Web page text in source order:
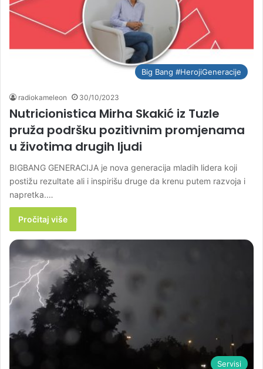
Big Bang #HerojiGeneracije
radiokameleon 30/10/2023
Nutricionistica Mirha Skakić iz Tuzle
pruža podršku pozitivnim promjenama
u životima drugih ljudi
BIGBANG GENERACIJA je nova generacija mladih lidera koji
postižu rezultate ali i inspirišu druge da krenu putem razvoja i
napretka.…
Pročitaj više
Servisi